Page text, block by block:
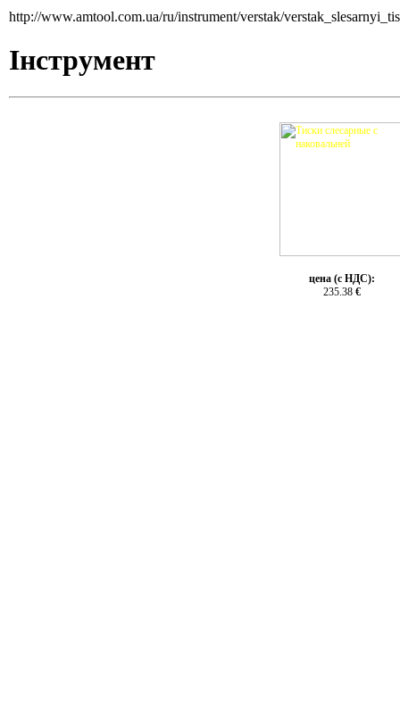
http://www.amtool.com.ua/ru/instrument/verstak/
Інструмент
цена (с НДС):
235.38 €